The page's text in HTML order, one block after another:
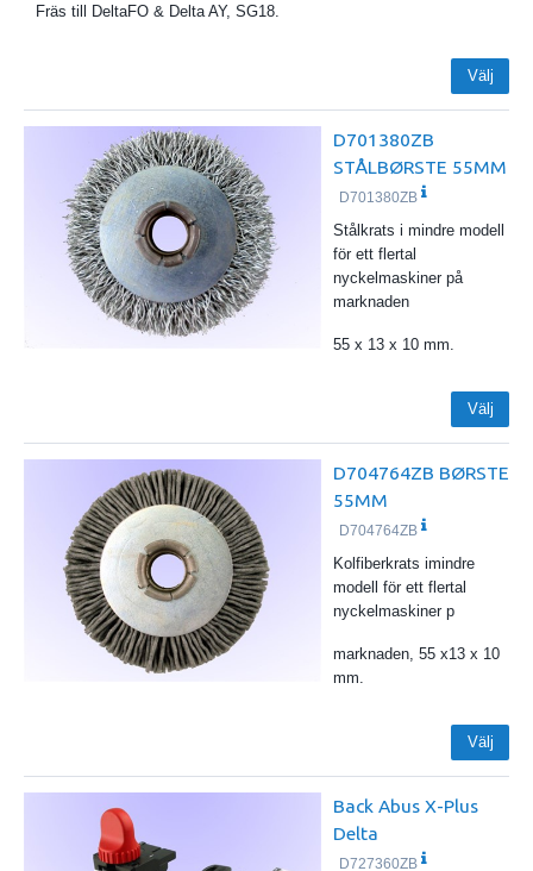
Fräs till DeltaFO & Delta AY, SG18.
Välj
D701380ZB
STÅLBØRSTE 55MM
D701380ZB
Stålkrats i mindre modell
för ett flertal
nyckelmaskiner på
marknaden
55 x 13 x 10 mm.
Välj
D704764ZB BØRSTE
55MM
D704764ZB
Kolfiberkrats imindre
modell för ett flertal
nyckelmaskiner p
marknaden, 55 x13 x 10
mm.
Välj
Back Abus X-Plus
Delta
D727360ZB